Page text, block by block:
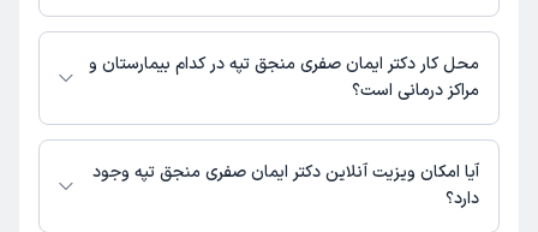
شماره تماس مطب دکتر ایمان صفری منجق تپه در حال حاضر در این صفحه ثبت
نشده است.
محل کار دکتر ایمان صفری منجق تپه در کدام بیمارستان و
مراکز درمانی است؟
اطلاعاتی درباره محل فعالیت دکتر ایمان صفری منجق تپه در مراکز درمانی در
دسترس نیست.
آیا امکان ویزیت آنلاین دکتر ایمان صفری منجق تپه وجود
دارد؟